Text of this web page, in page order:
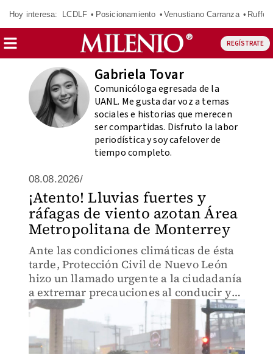
Hoy interesa: LCDLF Posicionamiento Venustiano Carranza Ruffo
REGÍSTRATE
Gabriela Tovar
Comunicóloga egresada de la
UANL. Me gusta dar voz a temas
sociales e historias que merecen
ser compartidas. Disfruto la labor
periodística y soy cafelover de
tiempo completo.
08.08.2026/
¡Atento! Lluvias fuertes y
ráfagas de viento azotan Área
Metropolitana de Monterrey
Ante las condiciones climáticas de ésta
tarde, Protección Civil de Nuevo León
hizo un llamado urgente a la ciudadanía
a extremar precauciones al conducir y
salir de casa.